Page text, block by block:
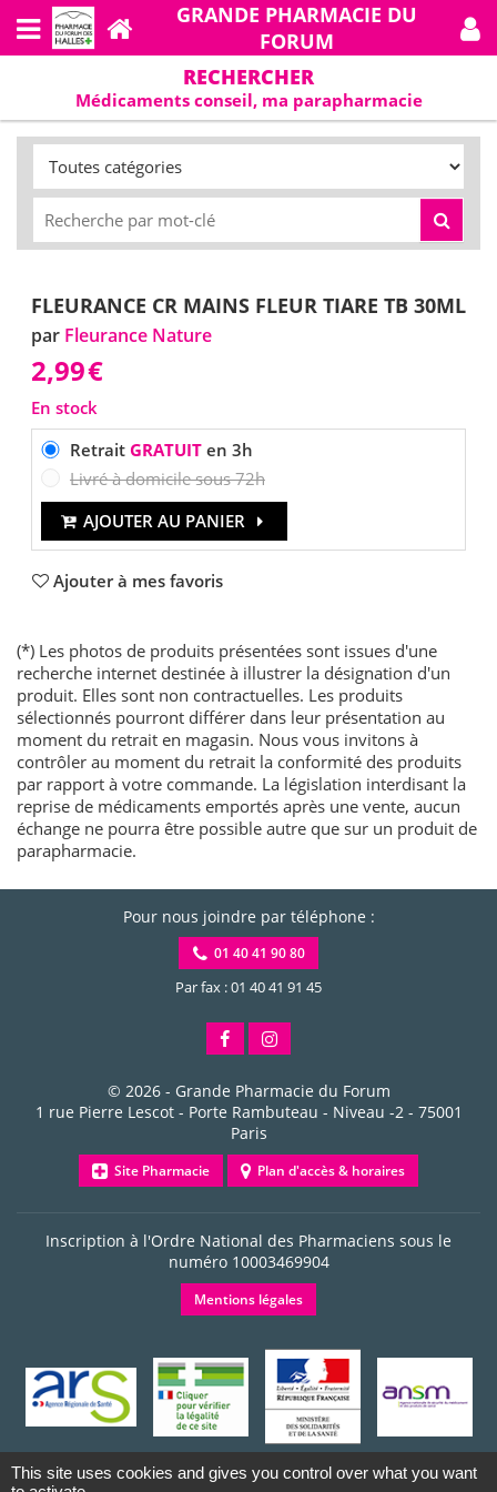
GRANDE PHARMACIE DU
FORUM
RECHERCHER
Médicaments conseil, ma parapharmacie
FLEURANCE CR MAINS FLEUR TIARE TB 30ML
par Fleurance Nature
2,99€
En stock
Retrait GRATUITen 3h
Livré à domicile sous 72h
AJOUTER AU PANIER
Ajouter à mes favoris
(*) Les photos de produits présentées sont issues d'une
recherche internet destinée à illustrer la désignation d'un
produit. Elles sont non contractuelles. Les produits
sélectionnés pourront différer dans leur présentation au
moment du retrait en magasin. Nous vous invitons à
contrôler au moment du retrait la conformité des produits
par rapport à votre commande. La législation interdisant la
reprise de médicaments emportés après une vente, aucun
échange ne pourra être possible autre que sur un produit de
parapharmacie.
Pour nous joindre par téléphone :
01 40 41 90 80
Par fax : 01 40 41 91 45
© 2026 - Grande Pharmacie du Forum
1 rue Pierre Lescot - Porte Rambuteau - Niveau -2- 75001
Paris
Site Pharmacie Plan d'accès & horaires
Inscription à l'Ordre National des Pharmaciens sous le
numéro 10003469904
Mentions légales
This site uses cookies and gives you control over what you want